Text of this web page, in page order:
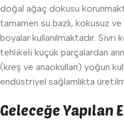
doğal ağaç dokusu
tamamen su bazlı, kokusuz
boyalar kullanılmaktadır.
tehlikeli küçük parçalardan
(kreş ve anaokulları) yoğun
endüstriyel sağlamlıkta
Geleceğe Yapılan